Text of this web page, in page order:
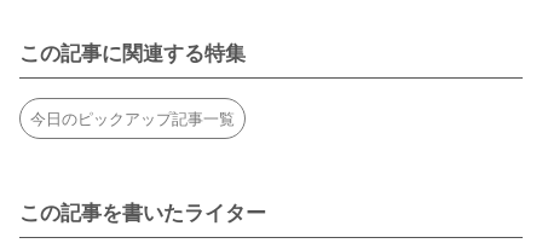
この記事に関連する特集
今日のピックアップ記事一覧
この記事を書いたライター